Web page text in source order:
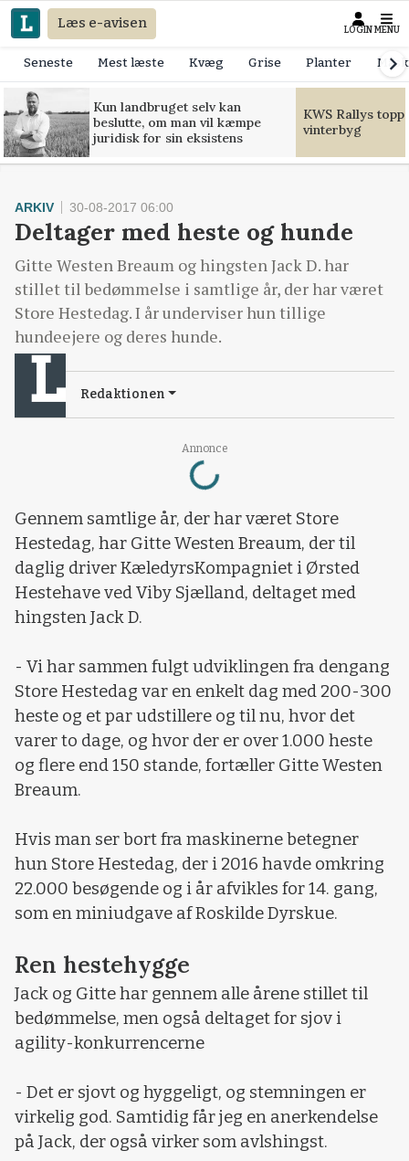
Læs e-avisen LOGIN MENU
Seneste Mest læste Kvæg Grise Planter
Kun landbruget selv kan
beslutte, om man vil kæmpe
juridisk for sin eksistens
KWS Rallys
vinterbyg
Annonce
Loading...
ARKIV 30-08-2017 06:00
Deltager med heste og hunde
Gitte Westen Breaum og hingsten Jack D. har
stillet til bedømmelse i samtlige år, der har været
Store Hestedag. I år underviser hun tillige
hundeejere og deres hunde.
Redaktionen
Gennem samtlige år, der har været Store
Hestedag, har Gitte Westen Breaum, der til
daglig driver KæledyrsKompagniet i Ørsted
Hestehave ved Viby Sjælland, deltaget med
hingsten Jack D.
- Vi har sammen fulgt udviklingen fra dengang
Store Hestedag var en enkelt dag med 200-300
heste og et par udstillere og til nu, hvor det
varer to dage, og hvor der er over 1.000 heste
og flere end 150 stande, fortæller Gitte Westen
Breaum.
Hvis man ser bort fra maskinerne betegner
hun Store Hestedag, der i 2016 havde omkring
22.000 besøgende og i år afvikles for 14. gang,
som en miniudgave af Roskilde Dyrskue.
Ren hestehygge
Jack og Gitte har gennem alle årene stillet til
bedømmelse, men også deltaget for sjov i
agility-konkurrencerne
- Det er sjovt og hyggeligt, og stemningen er
virkelig god. Samtidig får jeg en anerkendelse
på Jack, der også virker som avlshingst.